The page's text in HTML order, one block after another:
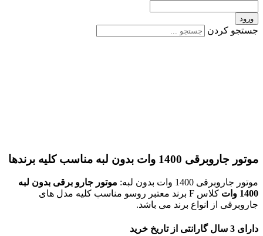
ورود
جستجو کردن
موتور جاروبرقی 1400 وات بدون لبه مناسب کلیه برندها
موتور جاروبرقی 1400 وات بدون لبه:
موتور جارو برقی بدون لبه
1400 وات
کلاس F برند معتبر روسو مناسب کلیه مدل های
جاروبرقی از انواع برند می باشد.
دارای 3 سال گارانتی از تاریخ خرید